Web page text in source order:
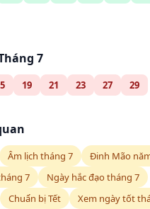
7
19 21 23 27 29
Âm lịch tháng 7
Đinh Mão
7
Ngày hắc đạo tháng 7
Chuẩn bị Tết
Xem ngày tốt